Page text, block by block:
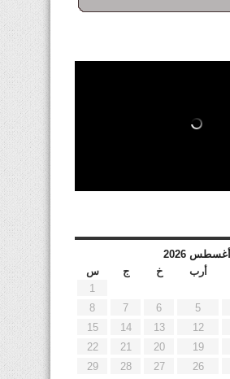
أغسطس 2026
أرب خ ج
س
1
5
6
7
8
12
13
14
15
19
20
21
22
26
27
28
29